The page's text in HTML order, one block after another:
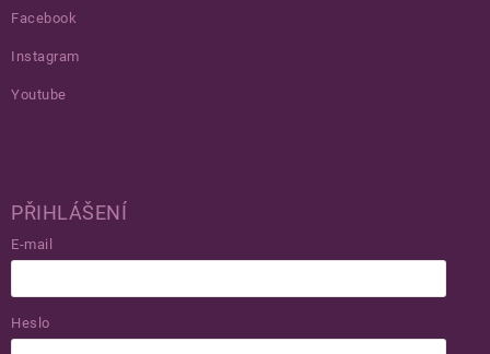
Facebook
Instagram
Youtube
PŘIHLÁŠENÍ
E-mail
Heslo